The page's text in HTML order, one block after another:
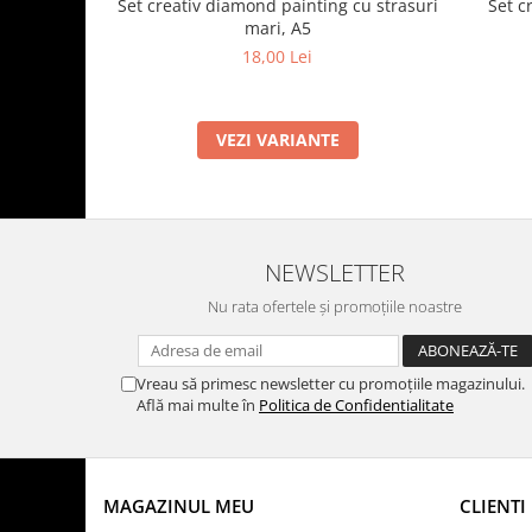
Set creativ diamond painting cu strasuri
mari, A5
18,00 Lei
VEZI VARIANTE
Set
NEWSLETTER
Nu rata ofertele și promoțiile noastre
Vreau să primesc newsletter cu promoțiile magazinului.
Află mai multe în Politica de Confidentialitate
MAGAZINUL MEU CLIENTI